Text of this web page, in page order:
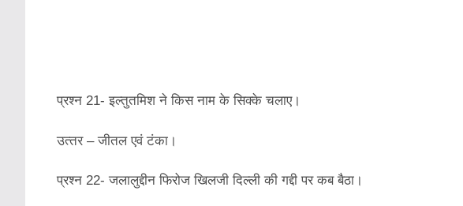
प्रश्‍न 21- इल्‍तुतमिश ने किस नाम के सिक्‍के चलाए।
उत्‍तर – जीतल एवं टंका।
प्रश्‍न 22- जलालुद्दीन फिरोज खिलजी दिल्‍ली की गद्दी पर कब बैठा।